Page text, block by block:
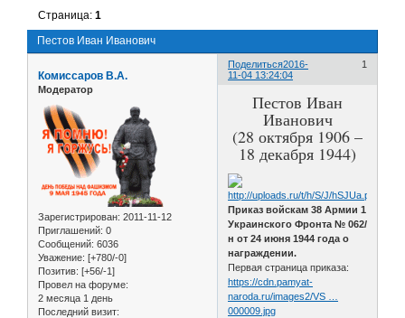
Пестов Иван Иванович
Страница:1
Поделиться 1
2016-
11-04 13:24:04
Комиссаров В.А.
Модератор
Зарегистрирован: 2011-11-12
Приглашений: 0
Сообщений: 6036
Уважение: [+780/-0]
Позитив: [+56/-1]
Провел на форуме:
2 месяца 1 день
Последний визит:
Пестов Иван
Иванович
(28 октября 1906 –
18 декабря 1944)
Приказ войскам 38 Армии 1
Украинского Фронта № 062/
н от 24 июня 1944 года о
награждении.
Первая страница приказа:
https://cdn.pamyat-
naroda.ru/images2/VS …
000009.jpg